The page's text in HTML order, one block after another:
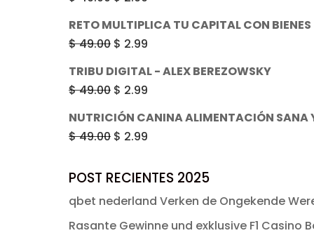
era:
$ 49.00.$ 2.99.
original
era:
$ 49.00.$ 2.99.
RETO MULTIPLICA TU CAPITAL CON
$49.00 El
original
era:
$ 49.00.
$ 2.99
$ 2.99.
TRIBU DIGITAL - ALEX BEREZOWSKY
$49.00 El
precio
original
era:
$ 2.99
NUTRICIÓN CANINA ALIMENTACIÓN SANA
$49.00 El
original
era:
$ 2.99
actual
es:
POST RECIENTES 2025
qbet nederland Verken de Ongekende
Rasante Gewinne und exklusive F1 Casino